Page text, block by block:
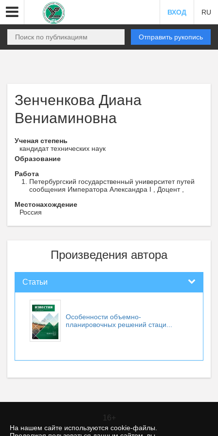
На нашем сайте используются cookie-файлы.
ВХОД RU
Отправить рукопись
Зенченкова Диана
Вениаминовна
Ученая степень
кандидат технических наук
Образование
Работа
Петербургский государственный университет путей
сообщения Императора Александра I , Доцент ,
Местонахождение
Россия
Произведения автора
Статьи
Особенности объемно-
планировочных решений стаци...
16+